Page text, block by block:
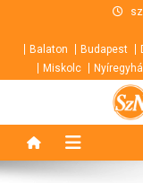
contentBalaton Budapest
Miskolc